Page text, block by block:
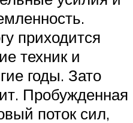
приходится
техник и
годы. Зато
Пробужденная
поток сил,